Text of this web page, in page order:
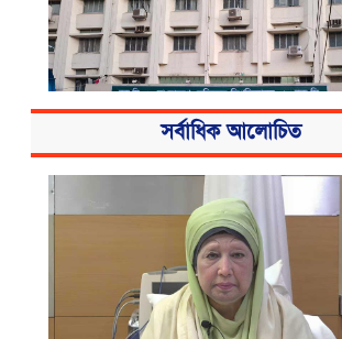
বিএসএমএমইউয়ের নতুন নাম বাংলাদেশ
মেডিকেল বিশ্ববিদ্যালয়
সর্বাধিক আলোচিত